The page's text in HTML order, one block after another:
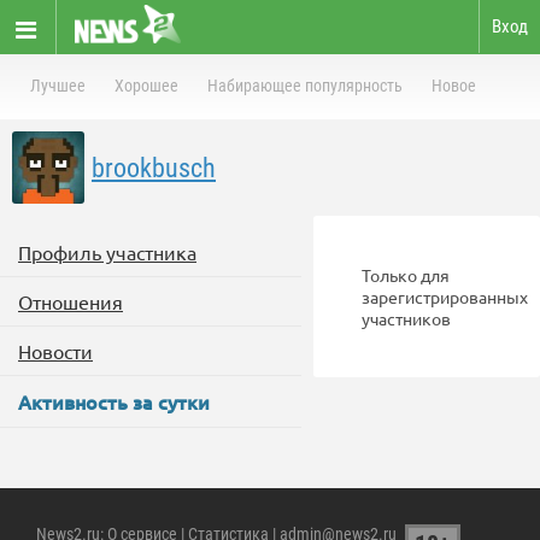
Вход
Лучшее Хорошее Набирающее популярность Новое
brookbusch
Профиль участника
Отношения
Новости
Активность за сутки
Только для
зарегистрированных
участников
News2.ru: О сервисе | Статистика | admin@news2.ru